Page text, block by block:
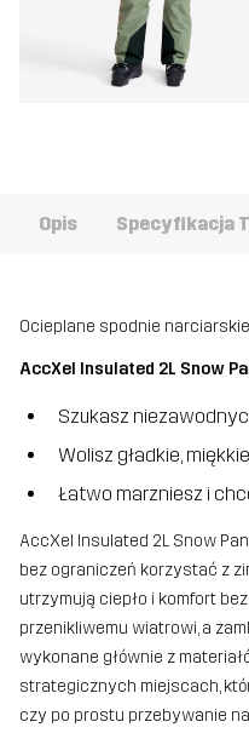
Opis Specyfikacja
Ocieplane spodnie
AccXel Insulated 2L Snow
Szukasz
Wolisz gładkie,
Łatwo marzniesz i
AccXel Insulated 2L Snow
bez ograniczeń korzystać z
utrzymują ciepło i komfort
przenikliwemu wiatrowi, a
wykonane głównie z
strategicznych miejscach,
czy po prostu przebywanie